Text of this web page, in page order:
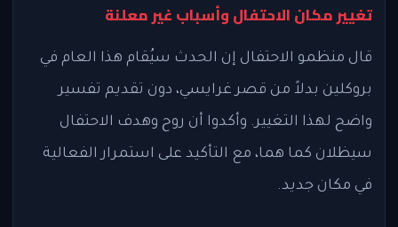
تغيير مكان الاحتفال وأسباب غير معلنة
قال منظمو الاحتفال إن الحدث سيُقام هذا العام في
بروكلين بدلاً من قصر غرايسي، دون تقديم تفسير
واضح لهذا التغيير. وأكدوا أن روح وهدف الاحتفال
سيظلان كما هما، مع التأكيد على استمرار الفعالية
في مكان جديد.